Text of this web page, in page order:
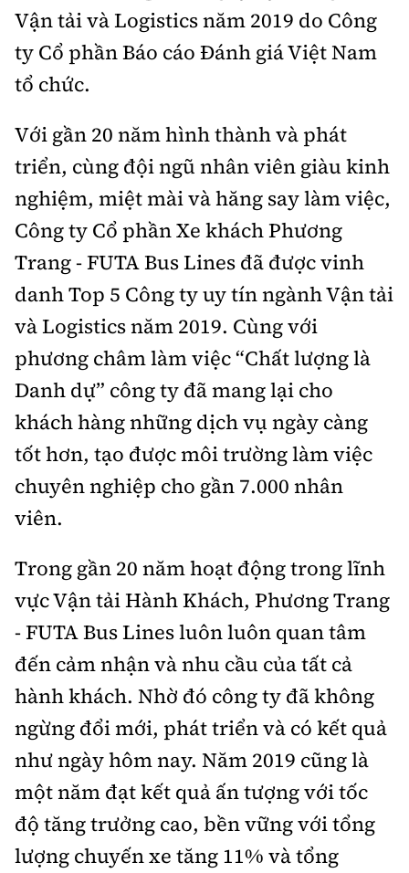
Nhà thầu
Mời thầu - Đấu thầu
Thi viết về GTVT
Gương sáng giao thông
Âm nhạc
Hậu trường sao
360 độ thể thao
Sản phẩm mới
Tư vấn
Thế giới
Thời sự Quốc tế
Hồ sơ tài liệu
Thế giới giao thông
Thế giới xây dựng
Đi ++
Khám phá
Lối sống
Ẩm thực
Video
Thời sự
Khám phá
Camera giao thông
Câu chuyện giao thông
Giải trí - Thể thao
Cơ quan chủ quản: Bộ Xây dựng
Giấy phép số: 03/GP-BVHTTDL, cấp ngày 1/4/2025.
Tòa soạn: Số 2 Nguyễn Công Hoan, phường Giảng Võ,
Tổng biên tập:Nguyễn Thị Hồng Nga
Phó Tổng biên tập:Nguyễn Sơn Tùng,
Nguyễn Đức Thắng, La Đức Hùng
Hotline:
Email:bandoc@baoxaydung.vn
Cấm sao chép dưới mọi hình thức nếu không có sự
chấp thuận bằng văn bản.
Thông tin tòa
soạn
Vận tải và Logistics năm 2019 do Công
ty Cổ phần Báo cáo Đánh giá Việt Nam
tổ chức.
Với gần 20 năm hình thành và phát
triển, cùng đội ngũ nhân viên giàu kinh
nghiệm, miệt mài và hăng say làm việc,
Công ty Cổ phần Xe khách Phương
Trang - FUTA Bus Lines đã được vinh
danh Top 5 Công ty uy tín ngành Vận tải
và Logistics năm 2019. Cùng với
phương châm làm việc “Chất lượng là
Danh dự” công ty đã mang lại cho
khách hàng những dịch vụ ngày càng
tốt hơn, tạo được môi trường làm việc
chuyên nghiệp cho gần 7.000 nhân
viên.
Trong gần 20 năm hoạt động trong lĩnh
vực Vận tải Hành Khách, Phương Trang
- FUTA Bus Lines luôn luôn quan tâm
đến cảm nhận và nhu cầu của tất cả
hành khách. Nhờ đó công ty đã không
ngừng đổi mới, phát triển và có kết quả
như ngày hôm nay. Năm 2019 cũng là
một năm đạt kết quả ấn tượng với tốc
độ tăng trưởng cao, bền vững với tổng
lượng chuyến xe tăng 11% và tổng